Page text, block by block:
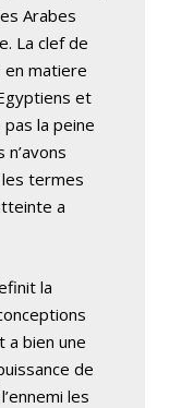
Arabes
La clef de
en matiere
et
la peine
les termes
a
la
a bien une
de
les